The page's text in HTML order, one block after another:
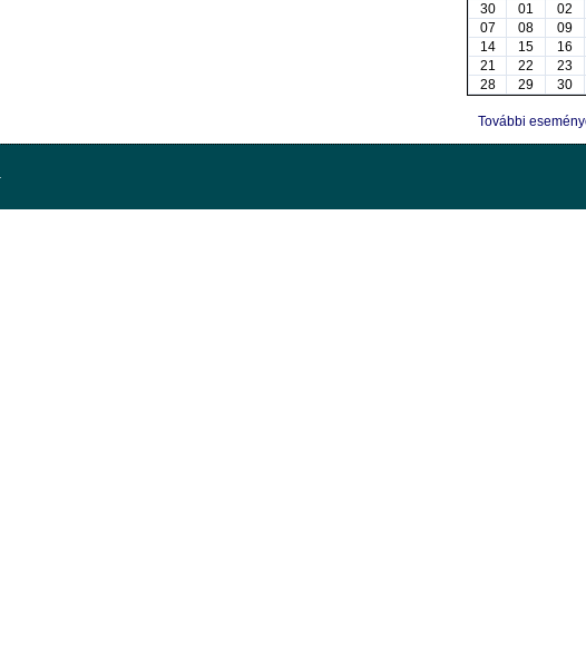
30
01 02
07
08 09
14
15 16
21
22 23
28
29 30
További